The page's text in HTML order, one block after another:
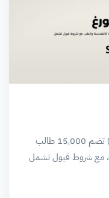
جامعة أولدنبورغ الألمانية (تأسست 1973) تضم 15,000 طالب
مع شروط قبول تشمل